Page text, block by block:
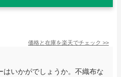
価格と在庫を楽天でチェック >>
はいかがでしょうか。不織布な